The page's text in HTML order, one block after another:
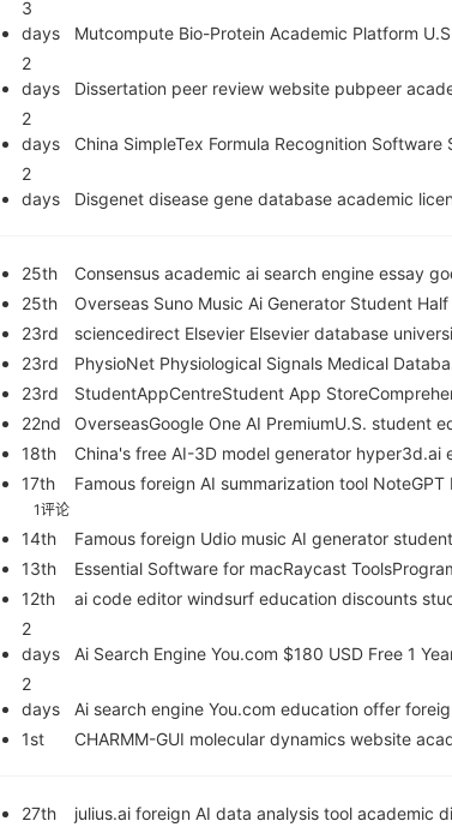
3
days
Mutcompute Bio-Protein Academic Platform
2
days
Dissertation peer review website pubpeer
2
days
China SimpleTex Formula Recognition
2
days
Disgenet disease gene database academic
25th
Consensus academic ai search engine essay
25th
Overseas Suno Music Ai Generator Student
23rd
sciencedirect Elsevier Elsevier database
23rd
PhysioNet Physiological Signals Medical
23rd
StudentAppCentreStudent App
22nd
OverseasGoogle One AI PremiumU.S. student
18th
China's free AI-3D model generator
17th
Famous foreign AI summarization tool
1评论
14th
Famous foreign Udio music AI generator
13th
Essential Software for macRaycast
12th
ai code editor windsurf education discounts
2
days
Ai Search Engine You.com $180 USD Free 1
2
days
Ai search engine You.com education offer
1st
CHARMM-GUI molecular dynamics website
27th
julius.ai foreign AI data analysis tool academic